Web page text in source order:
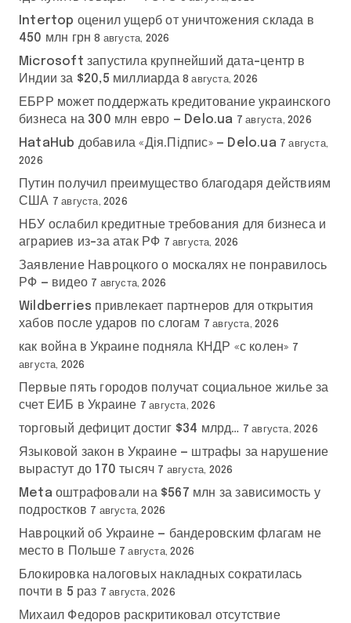
Intertop оценил ущерб от уничтожения склада в
450 млн грн 8 августа, 2026
Microsoft запустила крупнейший дата-центр в
Индии за $20,5 миллиарда 8 августа, 2026
ЕБРР может поддержать кредитование украинского
бизнеса на 300 млн евро — Delo.ua 7 августа, 2026
HataHub добавила «Дія.Підпис» — Delo.ua 7 августа,
2026
Путин получил преимущество благодаря действиям
США 7 августа, 2026
НБУ ослабил кредитные требования для бизнеса и
аграриев из-за атак РФ 7 августа, 2026
Заявление Навроцкого о москалях не понравилось
РФ — видео 7 августа, 2026
Wildberries привлекает партнеров для открытия
хабов после ударов по слогам 7 августа, 2026
как война в Украине подняла КНДР «с колен» 7
августа, 2026
Первые пять городов получат социальное жилье за
счет ЕИБ в Украине 7 августа, 2026
торговый дефицит достиг $34 млрд… 7 августа, 2026
Языковой закон в Украине — штрафы за нарушение
вырастут до 170 тысяч 7 августа, 2026
Meta оштрафовали на $567 млн за зависимость у
подростков 7 августа, 2026
Навроцкий об Украине — бандеровским флагам не
место в Польше 7 августа, 2026
Блокировка налоговых накладных сократилась
почти в 5 раз 7 августа, 2026
Михаил Федоров раскритиковал отсутствие